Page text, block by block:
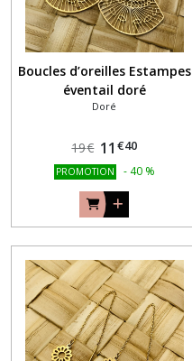
Boucles d’oreilles Estampes
éventail doré
Doré
19€ 11 €40
PROMOTION - 40 %